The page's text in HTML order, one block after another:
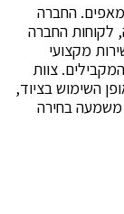
והמאפים. החברה
לקוחות החברה
מקצועי
צוות
השימוש בציוד,
משמעה בחירה